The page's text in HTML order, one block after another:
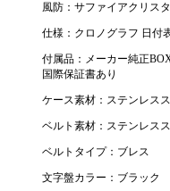
風防：サファイアクリス
仕様：クロノグラフ 日付
付属品：メーカー純正
国際保証書あり
ケース素材：ステンレス
ベルト素材：ステンレス
ベルトタイプ：ブレス
文字盤カラー：ブラック